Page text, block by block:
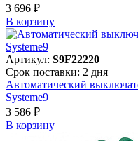
3 696 ₽
В корзинy
Артикул: S9F22220
Срок поставки: 2 дня
Автоматический
Systeme9
3 586 ₽
В корзинy